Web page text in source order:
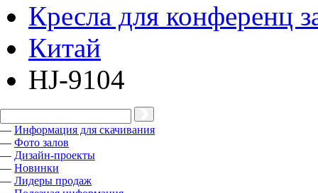
Кресла для конференц
Китай
HJ-9104
— Информация для скачивания
— Фото залов
— Дизайн-проекты
— Новинки
— Лидеры продаж